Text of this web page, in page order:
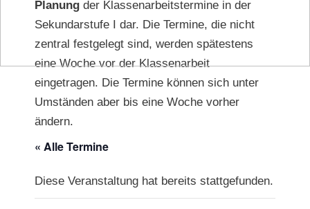
Planung der Klassenarbeitstermine in der
Sekundarstufe I dar. Die Termine, die nicht
zentral festgelegt sind, werden spätestens
eine Woche vor der Klassenarbeit
eingetragen. Die Termine können sich unter
Umständen aber bis eine Woche vorher
ändern.
« Alle Termine
Diese Veranstaltung hat bereits stattgefunden.